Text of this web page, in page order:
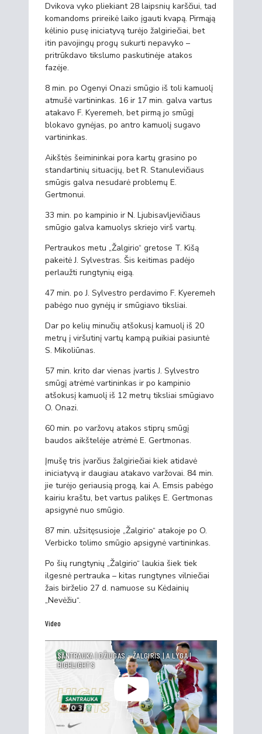
Dvikova vyko pliekiant 28 laipsnių karščiui, tad
komandoms prireikė laiko įgauti kvapą. Pirmąją
kėlinio pusę iniciatyvą turėjo žalgiriečiai, bet
itin pavojingų progų sukurti nepavyko –
pritrūkdavo tikslumo paskutinėje atakos
fazėje.
8 min. po Ogenyi Onazi smūgio iš toli kamuolį
atmušė vartininkas. 16 ir 17 min. galva vartus
atakavo F. Kyeremeh, bet pirmą jo smūgį
blokavo gynėjas, po antro kamuolį sugavo
vartininkas.
Aikštės šeimininkai pora kartų grasino po
standartinių situacijų, bet R. Stanulevičiaus
smūgis galva nesudarė problemų E.
Gertmonui.
33 min. po kampinio ir N. Ljubisavljevičiaus
smūgio galva kamuolys skriejo virš vartų.
Pertraukos metu „Žalgirio“ gretose T. Kišą
pakeitė J. Sylvestras. Šis keitimas padėjo
perlaužti rungtynių eigą.
47 min. po J. Sylvestro perdavimo F. Kyeremeh
pabėgo nuo gynėjų ir smūgiavo tiksliai.
Dar po kelių minučių atšokusį kamuolį iš 20
metrų į viršutinį vartų kampą puikiai pasiuntė
S. Mikoliūnas.
57 min. krito dar vienas įvartis J. Sylvestro
smūgį atrėmė vartininkas ir po kampinio
atšokusį kamuolį iš 12 metrų tiksliai smūgiavo
O. Onazi.
60 min. po varžovų atakos stiprų smūgį
baudos aikštelėje atrėmė E. Gertmonas.
Įmušę tris įvarčius žalgiriečiai kiek atidavė
iniciatyvą ir daugiau atakavo varžovai. 84 min.
jie turėjo geriausią progą, kai A. Emsis pabėgo
kairiu kraštu, bet vartus palikęs E. Gertmonas
apsigynė nuo smūgio.
87 min. užsitęsusioje „Žalgirio“ atakoje po O.
Verbicko tolimo smūgio apsigynė vartininkas.
Po šių rungtynių „Žalgirio“ laukia šiek tiek
ilgesnė pertrauka – kitas rungtynes vilniečiai
žais birželio 27 d. namuose su Kėdainių
„Nevėžiu“.
Video
SANTRAUKA | DŽIUGAS - ŽALGIRIS | A LYGA |
HIGHLIGHTS